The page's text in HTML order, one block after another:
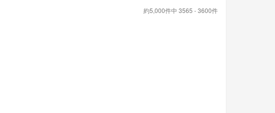
約5,000件中 3565 - 3600件